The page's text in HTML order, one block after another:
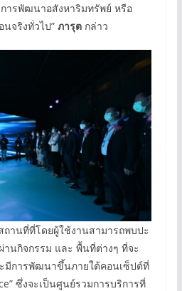
ารพัฒนาอสังหาริมทรัพย์ หรือ
นจริงทั่วไป” ภารุต กล่าว
ถานที่ที่โดยผู้ใช้งานสามารถพบปะ
นกิจกรรม และ พื้นที่ต่างๆ ที่จะ
มีการพัฒนาขึ้นภายใต้คอนเซ็ปต์ที่
ซึ่งจะเป็นศูนย์รวมการบริการที่